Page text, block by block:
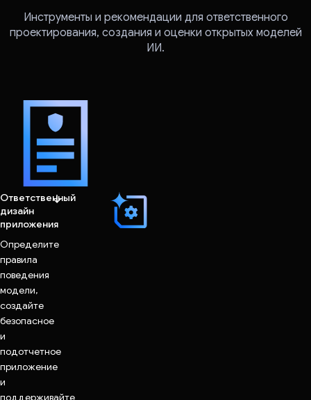
Инструменты и рекомендации для ответственного
проектирования, создания и оценки открытых моделей
ИИ.
Ответственный
дизайн
приложения
Определите
правила
поведения
модели,
создайте
безопасное
и
подотчетное
приложение
и